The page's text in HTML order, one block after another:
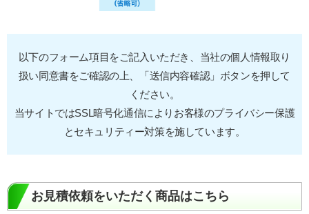
以下のフォーム項目をご記入いただき、当社の個人情報取り
扱い同意書をご確認の上、「送信内容確認」ボタンを押して
ください。
当サイトではSSL暗号化通信によりお客様のプライバシー保護
とセキュリティー対策を施しています。
お見積依頼をいただく商品はこちら